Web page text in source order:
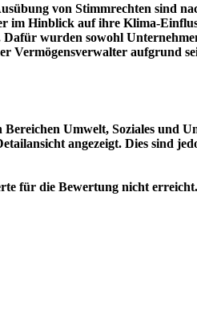
von Stimmrechten sind
Hinblick auf ihre Klima-
wurden sowohl
Vermögensverwalter
Umwelt, Soziales und
angezeigt. Dies sind
für die Bewertung nicht